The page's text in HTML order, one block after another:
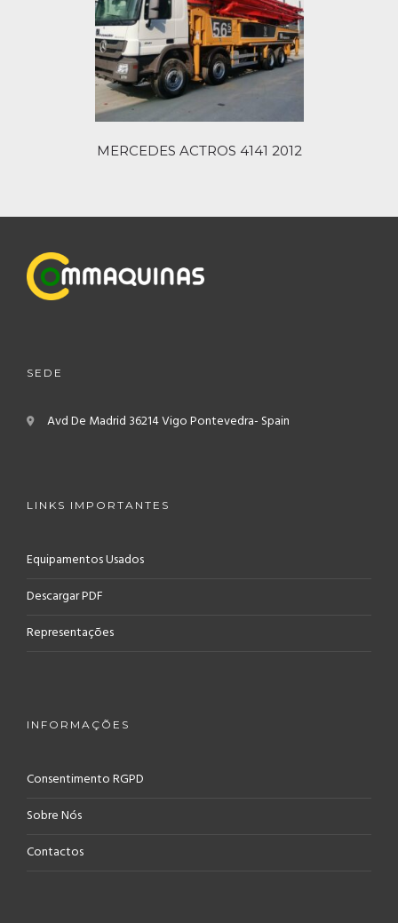
MERCEDES ACTROS 4141 2012
SEDE
Avd De Madrid 36214 VigoPontevedra- Spain
LINKS IMPORTANTES
Equipamentos Usados
Descargar PDF
Representações
INFORMAÇÕES
Consentimento RGPD
Sobre Nós
Contactos